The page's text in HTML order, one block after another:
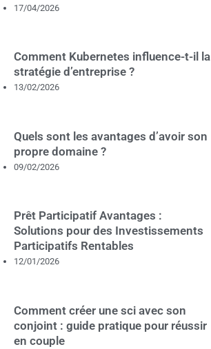
17/04/2026
Comment Kubernetes influence-t-il la
stratégie d’entreprise ?
13/02/2026
Quels sont les avantages d’avoir son
propre domaine ?
09/02/2026
Prêt Participatif Avantages :
Solutions pour des Investissements
Participatifs Rentables
12/01/2026
Comment créer une sci avec son
conjoint : guide pratique pour réussir
en couple